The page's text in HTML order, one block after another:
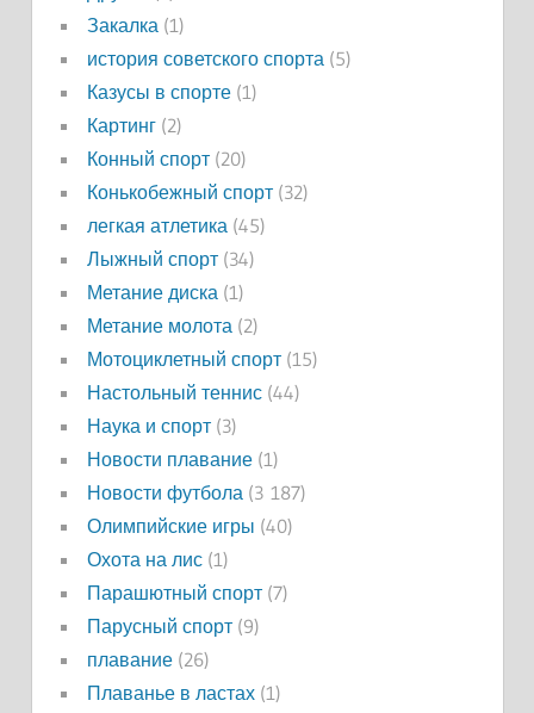
Закалка(1)
история советского спорта(5)
Казусы в спорте(1)
Картинг(2)
Конный спорт(20)
Конькобежный спорт(32)
легкая атлетика(45)
Лыжный спорт(34)
Метание диска(1)
Метание молота(2)
Мотоциклетный спорт(15)
Настольный теннис(44)
Наука и спорт(3)
Новости плавание(1)
Новости футбола(3 187)
Олимпийские игры (40)
Охота на лис(1)
Парашютный спорт(7)
Парусный спорт(9)
плавание(26)
Плаванье в ластах(1)